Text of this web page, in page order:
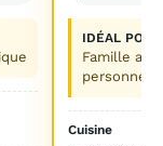
IDÉAL POUR
Famille
personnes
Cuisine